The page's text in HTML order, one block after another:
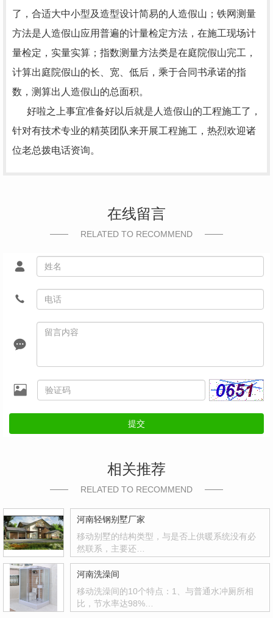
了，合适大中小型及造型设计简易的人造假山；铁网测量
方法是人造假山应用普遍的计量检定方法，在施工现场计
量检定，实量实算；指数测量方法类是在庭院假山完工，
计算出庭院假山的长、宽、低后，乘于合同书承诺的指
数，测算出人造假山的总面积。
好啦之上事宜准备好以后就是人造假山的工程施工了，
针对有技术专业的精英团队来开展工程施工，热烈欢迎诸
位老总拨电话资询。
在线留言
RELATED TO RECOMMEND
提交
相关推荐
RELATED TO RECOMMEND
河南轻钢别墅厂家
移动别墅的结构类型，与是否上供暖系统没有必
然联系，主要还…
河南洗澡间
移动洗澡间的10个特点：1、与普通水冲厕所相
比，节水率达98%…